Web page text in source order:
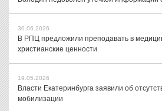
30.06.2026
В РПЦ предложили преподавать в
христианские ценности
19.05.2026
Власти Екатеринбурга заявили об
мобилизации